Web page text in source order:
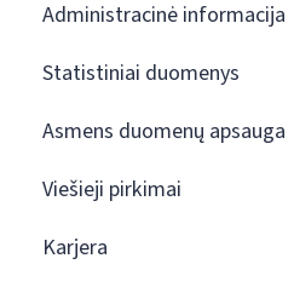
Administracinė informacija
Statistiniai duomenys
Asmens duomenų apsauga
Viešieji pirkimai
Karjera